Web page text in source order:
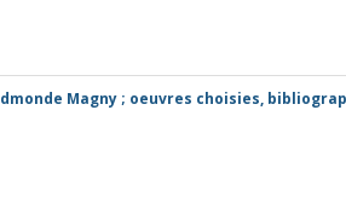
Magny ; oeuvres choisies,